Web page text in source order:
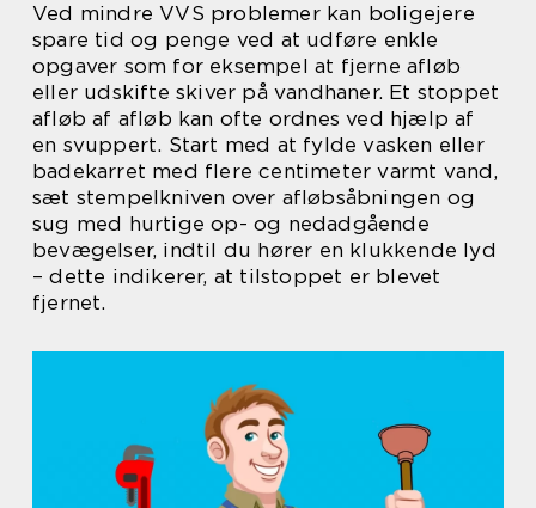
Ved mindre VVS problemer kan boligejere
spare tid og penge ved at udføre enkle
opgaver som for eksempel at fjerne afløb
eller udskifte skiver på vandhaner. Et stoppet
afløb af afløb kan ofte ordnes ved hjælp af
en svuppert. Start med at fylde vasken eller
badekarret med flere centimeter varmt vand,
sæt stempelkniven over afløbsåbningen og
sug med hurtige op- og nedadgående
bevægelser, indtil du hører en klukkende lyd
– dette indikerer, at tilstoppet er blevet
fjernet.